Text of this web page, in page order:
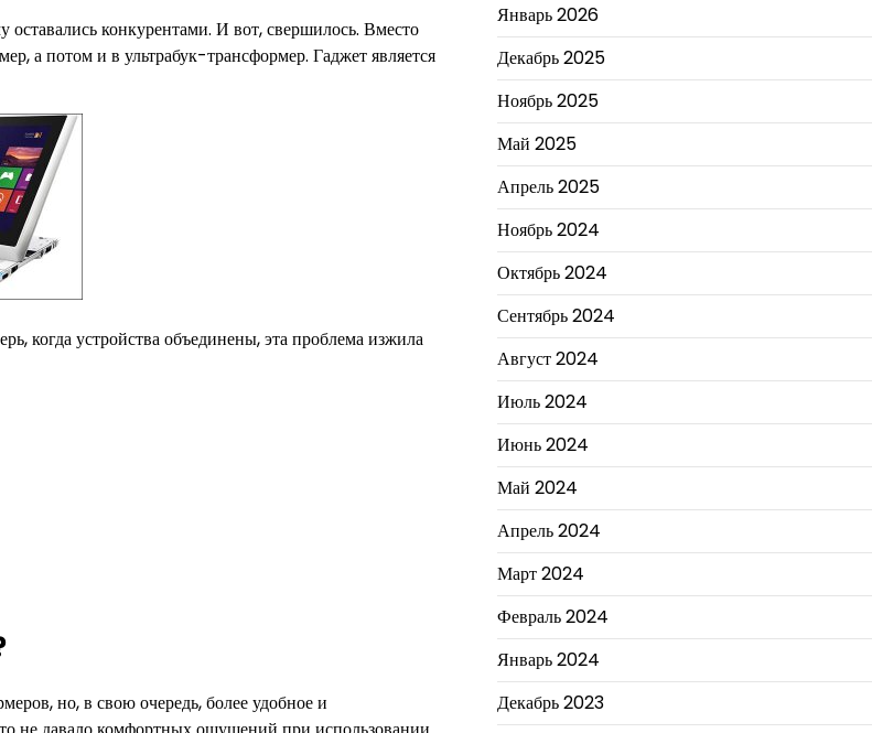
конкурентами. И вот, свершилось. Вместо
а потом и в ультрабук-трансформер. Гаджет является
когда устройства объединены, эта проблема изжила
но, в свою очередь, более удобное и
Январь 2026
Декабрь 2025
Ноябрь 2025
Май 2025
Апрель 2025
Ноябрь 2024
Октябрь 2024
Сентябрь 2024
Август 2024
Июль 2024
Июнь 2024
Май 2024
Апрель 2024
Март 2024
Февраль 2024
Январь 2024
Декабрь 2023